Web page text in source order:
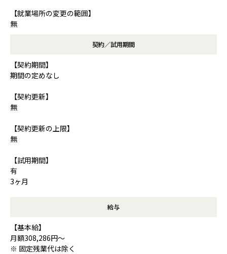
【就業場所の変更の範囲】
無
契約／試用期間
【契約期間】
期間の定めなし
【契約更新】
無
【契約更新の上限】
無
【試用期間】
有
3ヶ月
給与
【基本給】
月額308,286円～
※ 固定残業代は除く